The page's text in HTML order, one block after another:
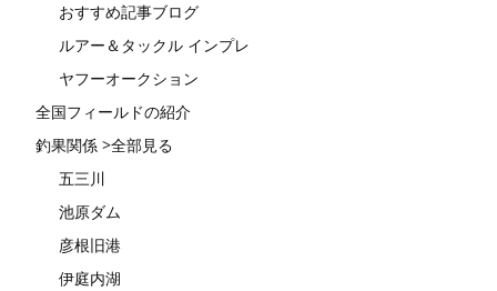
おすすめ記事ブログ
ルアー＆タックル インプレ
ヤフーオークション
全国フィールドの紹介
釣果関係 >全部見る
五三川
池原ダム
彦根旧港
伊庭内湖